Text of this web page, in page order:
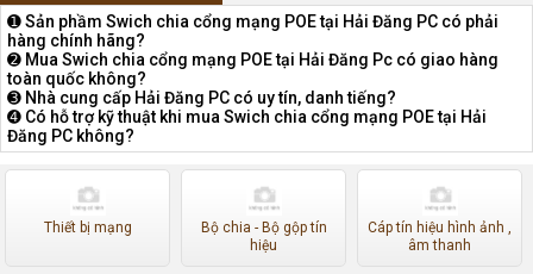
➊ Sản phầm Swich chia cổng mạng POE tại Hải Đăng PC có phải
hàng chính hãng?
➋ Mua Swich chia cổng mạng POE tại Hải Đăng Pc có giao hàng
toàn quốc không?
➌ Nhà cung cấp Hải Đăng PC có uy tín, danh tiếng?
➍ Có hỗ trợ kỹ thuật khi mua Swich chia cổng mạng POE tại Hải
Đăng PC không?
Thiết bị mạng
Bộ chia - Bộ gộp tín
hiệu
Cáp tín hiệu hình ảnh ,
âm thanh